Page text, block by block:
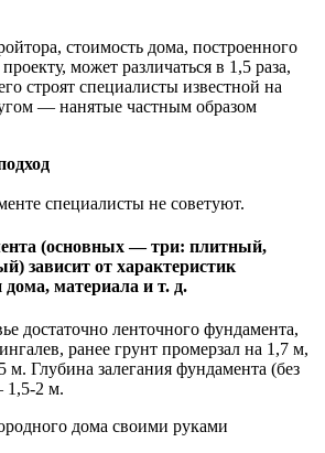
стоимость дома, построенного
может различаться в 1,5 раза,
строят специалисты известной на
— нанятые частным образом
специалисты не советуют.
(основных — три: плитный,
зависит от характеристик
материала и т. д.
достаточно ленточного фундамента,
ранее грунт промерзал на 1,7 м,
м. Глубина залегания фундамента (без
1,5-2 м.